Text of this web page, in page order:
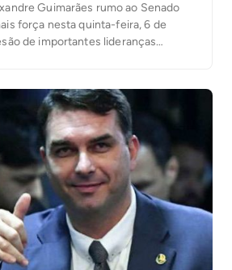
Guimarães rumo ao Senado
força nesta quinta-feira, 6 de
de importantes lideranças